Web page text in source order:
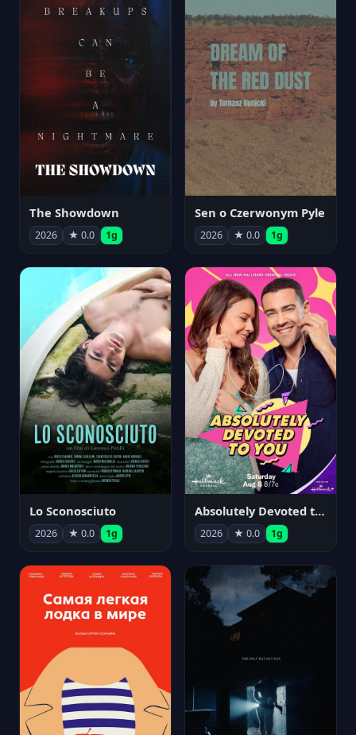
The Showdown
2026 ★ 0.0 1g
Sen o Czerwonym Pyle
2026 ★ 0.0 1g
Lo Sconosciuto
2026 ★ 0.0 1g
Absolutely Devoted to You
2026 ★ 0.0 1g